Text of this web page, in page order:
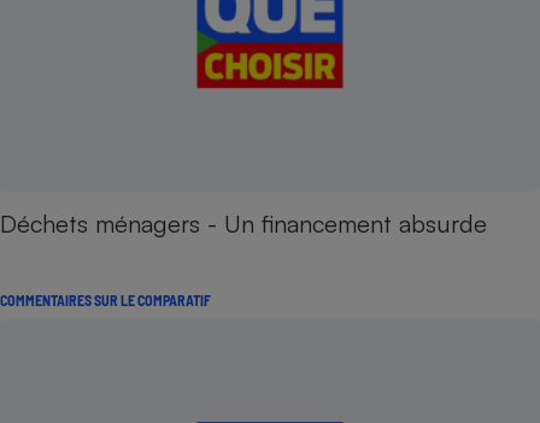
Déchets ménagers - Un financement absurde
COMMENTAIRES SUR LE COMPARATIF